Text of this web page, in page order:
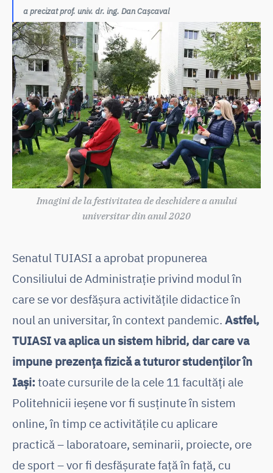
a precizat prof. univ. dr. ing. Dan Cașcaval
Imagini de la festivitatea de deschidere a anului
universitar din anul 2020
Senatul TUIASI a aprobat propunerea
Consiliului de Administrație privind modul în
care se vor desfășura activitățile didactice în
noul an universitar, în context pandemic. Astfel,
TUIASI va aplica un sistem hibrid, dar care va
impune prezența fizică a tuturor studenților în
Iași: toate cursurile de la cele 11 facultăți ale
Politehnicii ieșene vor fi susținute în sistem
online, în timp ce activitățile cu aplicare
practică – laboratoare, seminarii, proiecte, ore
de sport – vor fi desfășurate față în față, cu